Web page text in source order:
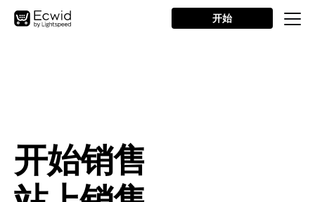
开始
开始销售